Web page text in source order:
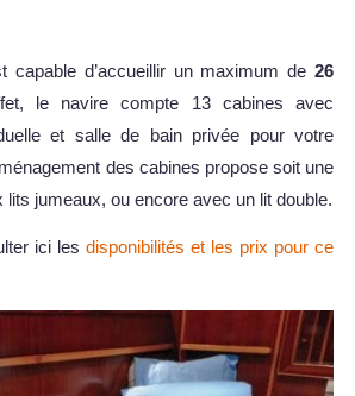
capable d’accueillir un maximum de 26
le navire compte 13 cabines avec
et salle de bain privée pour votre
des cabines propose soit une
jumeaux, ou encore avec un lit double.
ici les disponibilités et les prix pour ce